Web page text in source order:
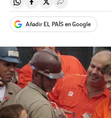
Compartir en Whatsapp
Compartir en Facebook
Compartir en Twitter
Desplegar
Añadir EL PAÍS en Google